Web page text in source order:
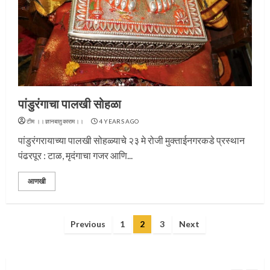
पांडुरंगाचा पालखी सोहळा
टीम ।।ज्ञानबातुकाराम।। 4 YEARS AGO
पांडुरंगरायाच्या पालखी सोहळ्याचे २३ मे रोजी मुक्ताईनगरकडे प्रस्थान
पंढरपूर : टाळ, मृदंगाचा गजर आणि...
आणखी
Previous 1 2 3 Next
प्रस्थान सोहळ्यासाठी आळंदी सज्ज